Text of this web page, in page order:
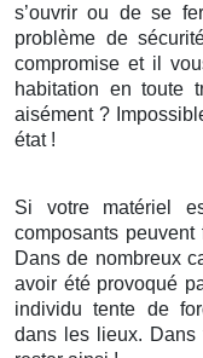
s’ouvrir ou de se
problème de
compromise et il
habitation en toute
aisément ?
état !
Si votre matériel
composants peuvent
Dans de nombreux
avoir été provoqué
individu tente de
dans les lieux. Dans